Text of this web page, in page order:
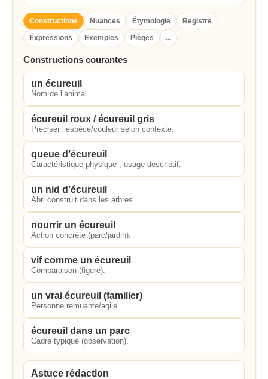
Constructions Nuances Étymologie
Registre
Expressions
Exemples Pièges ...
Constructions courantes
un écureuil
Nom de l’animal.
écureuil roux / écureuil gris
Préciser l’espèce/couleur selon contexte.
queue d’écureuil
Caractéristique physique ; usage descriptif.
un nid d’écureuil
Abri construit dans les arbres.
nourrir un écureuil
Action concrète (parc/jardin).
vif comme un écureuil
Comparaison (figuré).
un vrai écureuil (familier)
Personne remuante/agile.
écureuil dans un parc
Cadre typique (observation).
Astuce rédaction